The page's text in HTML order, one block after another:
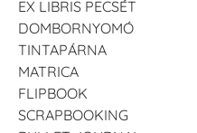
EX LIBRIS PECSÉT
DOMBORNYOMÓ
TINTAPÁRNA
MATRICA
FLIPBOOK
SCRAPBOOKING